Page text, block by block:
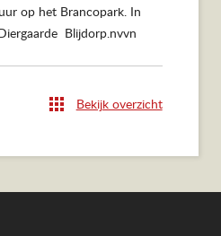
op het Brancopark. In
Blijdorp.nvvn
Bekijk overzicht